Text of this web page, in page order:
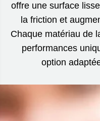
offre une surface
la friction et
Chaque matériau de
performances
option